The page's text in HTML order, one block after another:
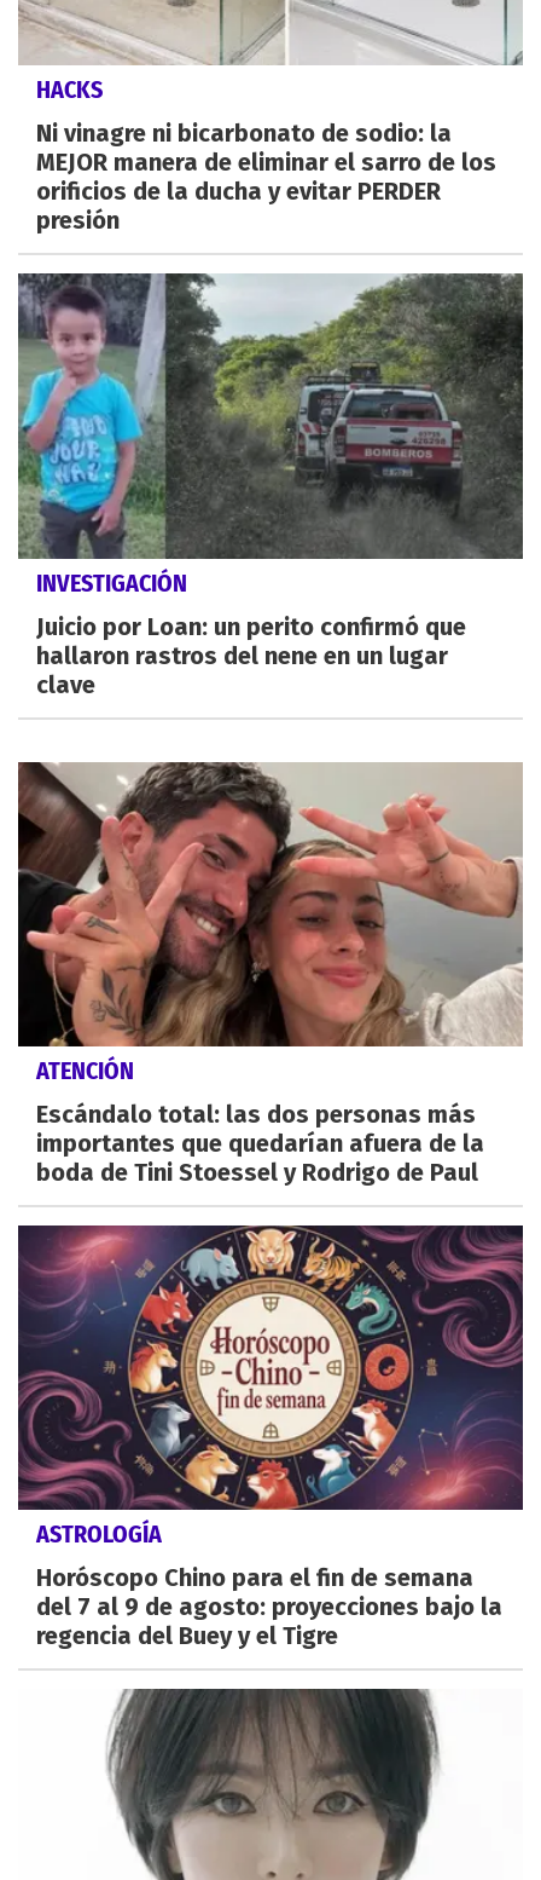
HACKS
Ni vinagre ni bicarbonato de sodio: la
MEJOR manera de eliminar el sarro de los
orificios de la ducha y evitar PERDER
presión
INVESTIGACIÓN
Juicio por Loan: un perito confirmó que
hallaron rastros del nene en un lugar
clave
ATENCIÓN
Escándalo total: las dos personas más
importantes que quedarían afuera de la
boda de Tini Stoessel y Rodrigo de Paul
ASTROLOGÍA
Horóscopo Chino para el fin de semana
del 7 al 9 de agosto: proyecciones bajo la
regencia del Buey y el Tigre